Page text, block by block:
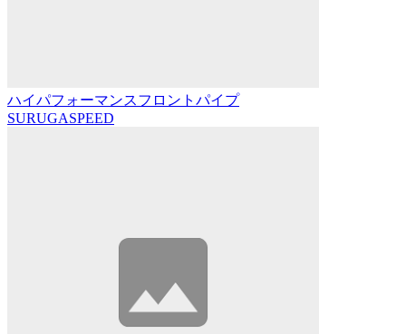
ハイパフォーマンスフロントパイプ
SURUGASPEED